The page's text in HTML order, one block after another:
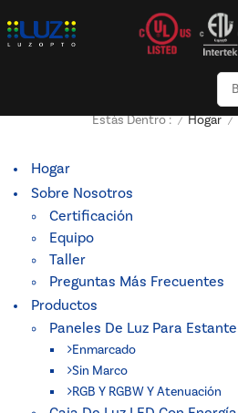
Estás Dentro : / Hogar /
Hogar
Sobre Nosotros
Certificación
Equipo
Taller
Preguntas Más Frecuentes
Productos
Paneles De Luz Para
Enmarcado
Sin Marco
RGB Y RGBW Y Atenuación